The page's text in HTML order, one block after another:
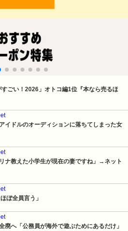
ごい！2026」オトコ編1位『本なら売るほ
イドルのオーディションに落ちてしまった女
ナ教えた小学生が現在の妻ですね」→ネット
ぼ全員言う」
廃へ「公務員が海外で遊ぶためにあるだけ」